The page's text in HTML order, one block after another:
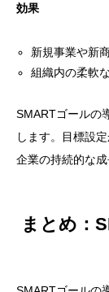
効果
新規事業や新
組織内の柔軟
SMARTゴールの
します。目標設
企業の持続的な
まとめ：